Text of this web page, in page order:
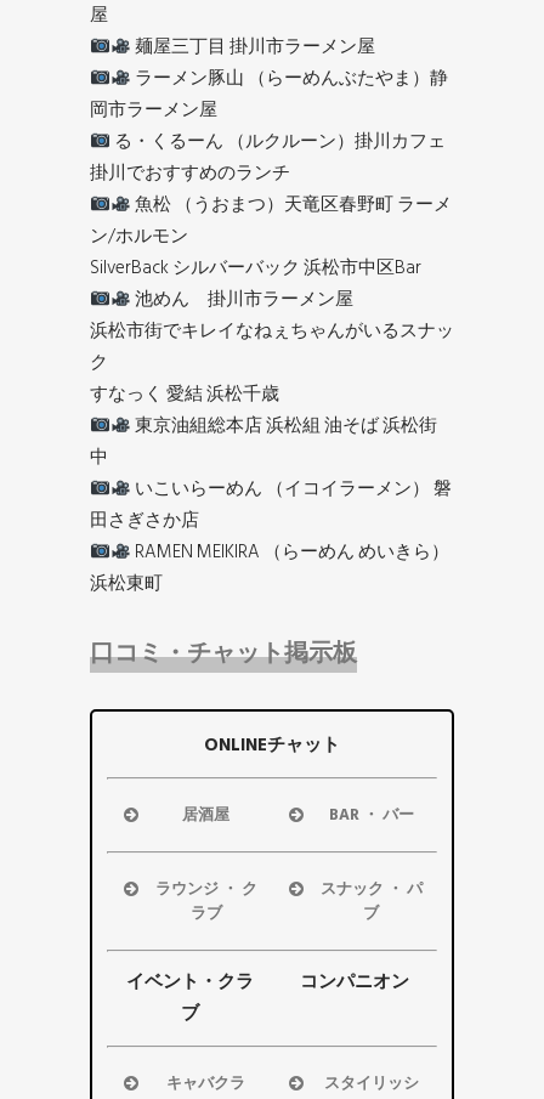
屋
麺屋三丁目 掛川市ラーメン屋
ラーメン豚山 （らーめんぶたやま）静
岡市ラーメン屋
る・くるーん （ルクルーン）掛川カフェ
掛川でおすすめのランチ
魚松 （うおまつ）天竜区春野町 ラーメ
ン/ホルモン
SilverBack シルバーバック 浜松市中区Bar
池めん 掛川市ラーメン屋
浜松市街でキレイなねぇちゃんがいるスナッ
ク
すなっく 愛結 浜松千歳
東京油組総本店 浜松組 油そば 浜松街
中
いこいらーめん （イコイラーメン） 磐
田さぎさか店
RAMEN MEIKIRA （らーめん めいきら）
浜松東町
口コミ・チャット掲示板
ONLINEチャット
居酒屋
浜松市
磐田市
袋井市
掛川市
その他エリ
ア
BAR ・ バー
浜松市
磐田市
袋井市
掛川市
その他エリ
ラウンジ ・ ク
ラブ
浜松市
磐田市
袋井市
掛川市
その他エリ
スナック ・ パ
ブ
浜松市
磐田市
掛川市
その他エリ
イベント・クラ
ブ
コンパニオン
キャバクラ
スタイリッシ